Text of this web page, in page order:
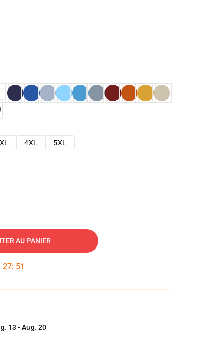
4XL
5XL
AU PANIER
27: 50
13 - Aug. 20